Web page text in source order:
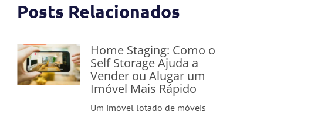
Posts Relacionados
Home Staging: Como o
Self Storage Ajuda a
Vender ou Alugar um
Imóvel Mais Rápido
Um imóvel lotado de móveis